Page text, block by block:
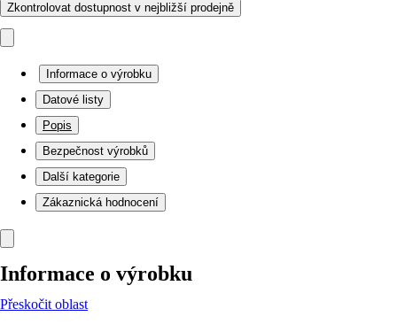
Zkontrolovat dostupnost v nejbližší prodejně
Informace o výrobku
Datové listy
Popis
Bezpečnost výrobků
Další kategorie
Zákaznická hodnocení
Informace o výrobku
Přeskočit oblast